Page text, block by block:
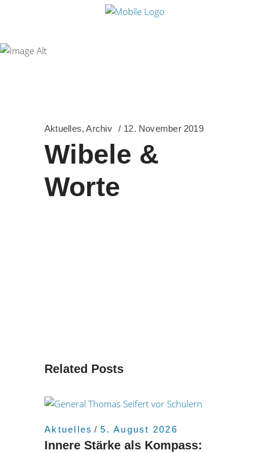
Göppingen
Aktuelles,Archiv 12. November 2019
Wibele &
Worte
Related Posts
Aktuelles 5. August 2026
Innere Stärke als Kompass: